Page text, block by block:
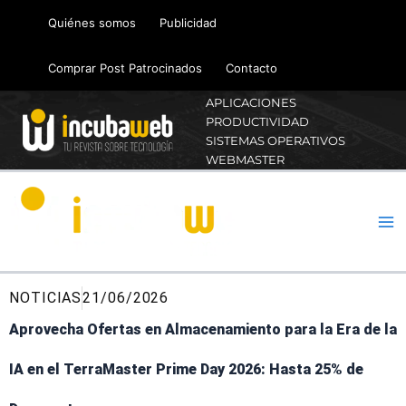
Quiénes somos Publicidad
Comprar Post Patrocinados Contacto
APLICACIONES
PRODUCTIVIDAD
SISTEMAS OPERATIVOS
WEBMASTER
NOTICIAS21/06/2026
Aprovecha Ofertas en Almacenamiento para la Era de la
IA en el TerraMaster Prime Day 2026: Hasta 25% de